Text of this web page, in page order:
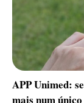
APP Unimed:
mais num